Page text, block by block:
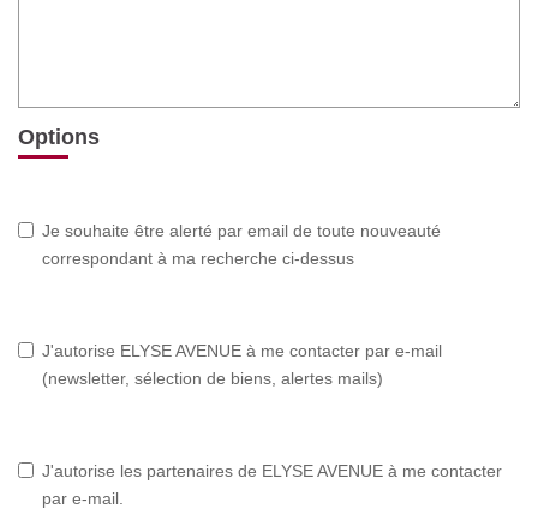
Options
Je souhaite être alerté par email de toute nouveauté
correspondant à ma recherche ci-dessus
J'autorise ELYSE AVENUE à me contacter par e-mail
(newsletter, sélection de biens, alertes mails)
J'autorise les partenaires de ELYSE AVENUE à me contacter
par e-mail.